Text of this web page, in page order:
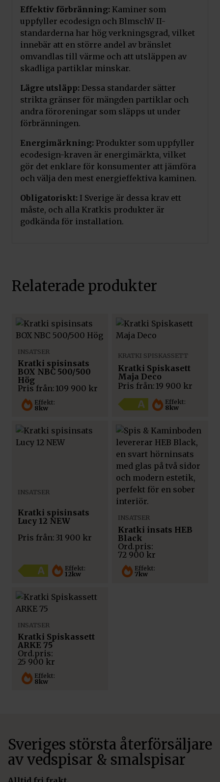
Lägg till i varukorg
Effektiv förbränning: Kaminer som
uppfyller ecodesign och BlmschV II-
standarderna har hög verkningsgrad, vilket
innebär att en större andel av bränslet
omvandlas till värme och att utsläppen av
skadliga partiklar minskar.
Lägre utsläpp: Dessa standarder sätter
strikta gränser för mängden partiklar och
andra föroreningar som släpps ut under
förbränningen.
Energimärkning: Produkter som uppfyller
ecodesign-kraven är energimärkta, vilket
gör det enklare för konsumenter att jämföra
och välja den mest energieffektiva kaminen.
Obligatoriskt: I Sverige är dessa krav ett
måste, och alla Kratkis produkter är
godkända för installation.
Relaterade produkter
Effekt:
8kw
INSATSER
Kratki spisinsats
BOX NBC 500/500
Hög
Pris från: 109 900 kr
Effekt:
8kw
KRATKI SPISKASSETT
Kratki Spiskasett
Maja Deco
Pris från: 19 900 kr
Effekt:
12kw
INSATSER
Kratki spisinsats
Lucy 12 NEW
Pris från: 31 900 kr
Effekt:
7kw
INSATSER
Kratki insats HEB
Black
72 900 kr
Effekt:
8kw
INSATSER
Kratki Spiskassett
ARKE 75
25 900 kr
Sveriges största återförsäljare
av vedspisar & smalspisar